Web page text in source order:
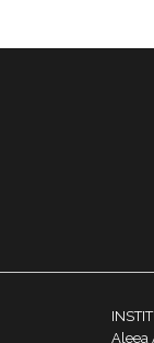
Aleea